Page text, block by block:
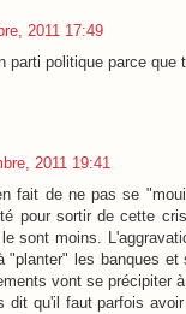
2011 17:49
parti politique parce
2011 19:41
fait de ne pas se
pour sortir de cette
sont moins.
"planter" les banques
vont se précipiter
dit qu'il faut parfois